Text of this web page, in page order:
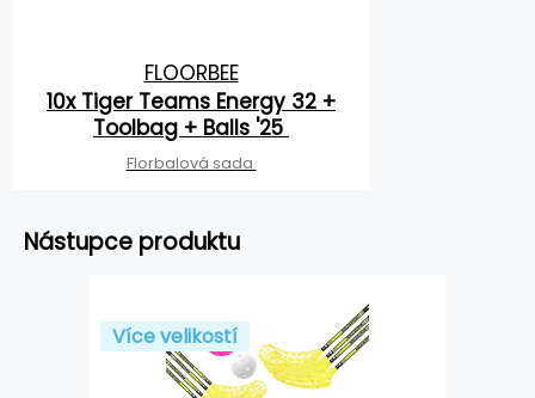
FLOORBEE
10x Tiger Teams Energy 32 +
Toolbag + Balls '25
Florbalová sada
Nástupce produktu
Více velikostí